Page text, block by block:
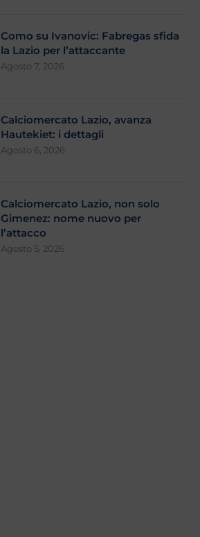
Como su Ivanovic: Fabregas sfida
la Lazio per l’attaccante
Agosto 7, 2026
Calciomercato Lazio, avanza
Hautekiet: i dettagli
Agosto 6, 2026
Calciomercato Lazio, non solo
Gimenez: nome nuovo per
l’attacco
Agosto 5, 2026